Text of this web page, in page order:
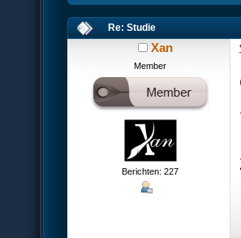
Re: Studie
Xan
Member
Berichten: 227